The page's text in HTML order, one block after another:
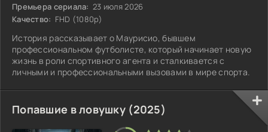
Премьера сериала: 23 июля 2026
Качество: FHD (1080p)
История рассказывает о Маурисио, бывшем
профессиональном футболисте, который начинает новую
жизнь в роли спортивного агента и сталкивается с
личными и профессиональными вызовами в мире спорта.
Попавшие в ловушку (2025)